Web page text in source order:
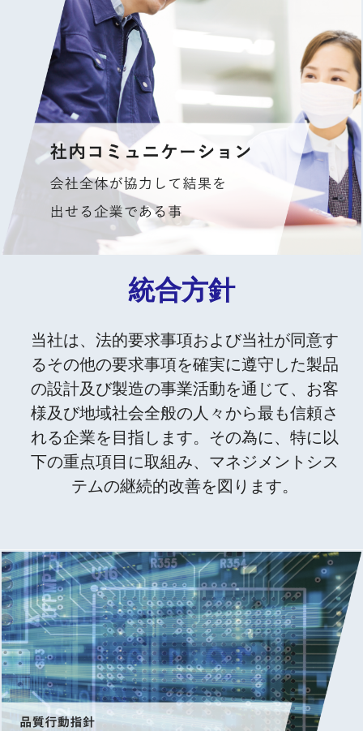
統合方針
当社は、法的要求事項および当社が同意す
るその他の要求事項を確実に遵守した製品
の設計及び製造の事業活動を通じて、お客
様及び地域社会全般の人々から最も信頼さ
れる企業を目指します。その為に、特に以
下の重点項目に取組み、マネジメントシス
テムの継続的改善を図ります。